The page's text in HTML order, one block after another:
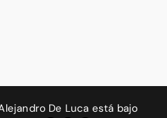
De Luca está bajo